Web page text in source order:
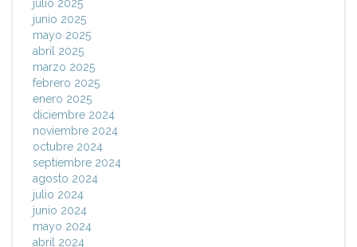
julio 2025
junio 2025
mayo 2025
abril 2025
marzo 2025
febrero 2025
enero 2025
diciembre 2024
noviembre 2024
octubre 2024
septiembre 2024
agosto 2024
julio 2024
junio 2024
mayo 2024
abril 2024